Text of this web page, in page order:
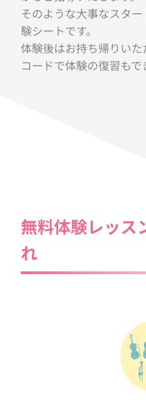
そのような大事なスタ
験シートです。
体験後はお持ち帰りい
コードで体験の復習もで
無料体験レッス
れ